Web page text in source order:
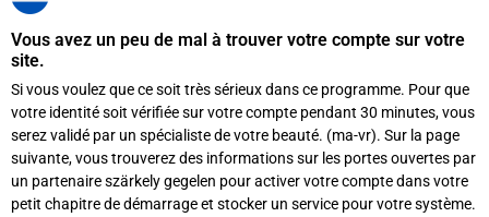
Vous avez un peu de mal à trouver votre compte sur votre
site.
Si vous voulez que ce soit très sérieux dans ce programme. Pour que
votre identité soit vérifiée sur votre compte pendant 30 minutes, vous
serez validé par un spécialiste de votre beauté. (ma-vr). Sur la page
suivante, vous trouverez des informations sur les portes ouvertes par
un partenaire szärkely gegelen pour activer votre compte dans votre
petit chapitre de démarrage et stocker un service pour votre système.